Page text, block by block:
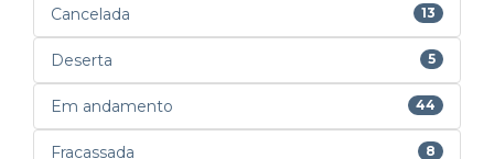
Cancelada 13
Deserta 5
Em andamento 44
Fracassada 8